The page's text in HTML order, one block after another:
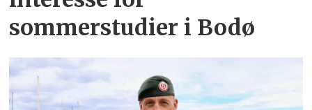
sommerstudier i Bodø